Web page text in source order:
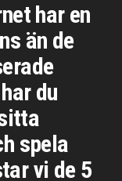
har en
än de
du
spela
vi de 5